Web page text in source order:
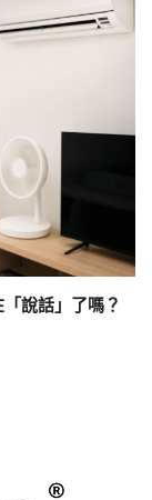
說話」了嗎？